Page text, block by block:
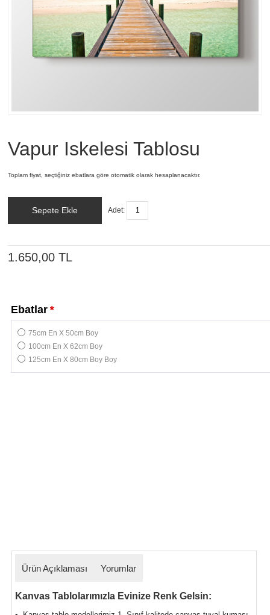
Vapur Iskelesi Tablosu
Toplam fiyat, seçtiğiniz ebatlara göre otomatik olarak hesaplanacaktır.
Sepete Ekle Adet:
1.650,00 TL
*
Ebatlar
75cm En X 50cm Boy
100cm En X 62cm Boy
125cm En X 80cm Boy Boy
Ürün Açıklaması Yorumlar
Kanvas Tablolarımızla Evinize Renk Gelsin: